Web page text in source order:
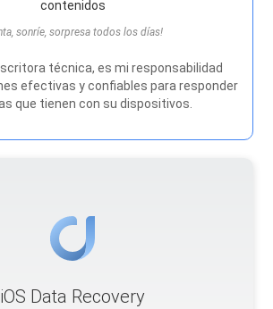
contenidos
sonríe, sorpresa todos los días!
técnica, es mi responsabilidad
efectivas y confiables para responder
que tienen con su dispositivos.
iOS Data Recovery